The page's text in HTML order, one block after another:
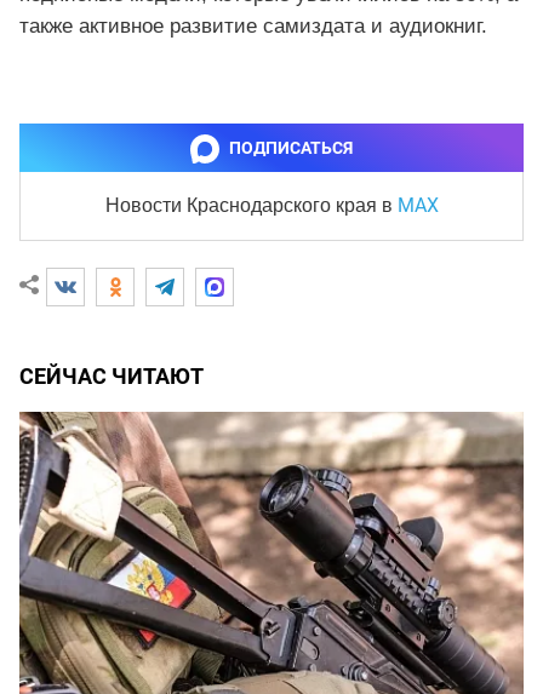
также активное развитие самиздата и аудиокниг.
ПОДПИСАТЬСЯ
Новости Краснодарского края в MAX
СЕЙЧАС ЧИТАЮТ